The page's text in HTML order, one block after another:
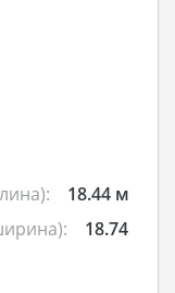
18.44 м
18.74